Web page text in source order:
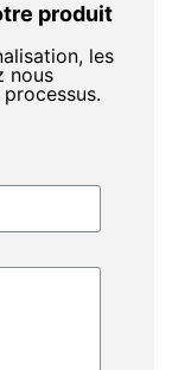
produit
les
nous